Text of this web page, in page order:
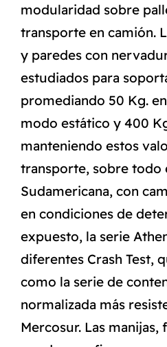
modularidad sobre
transporte en camión.
y paredes con
estudiados para
promediando 50 Kg.
modo estático y 400
manteniendo estos
transporte, sobre todo
Sudamericana, con
en condiciones de
expuesto, la serie
diferentes Crash Test,
como la serie de
normalizada más
Mercosur. Las